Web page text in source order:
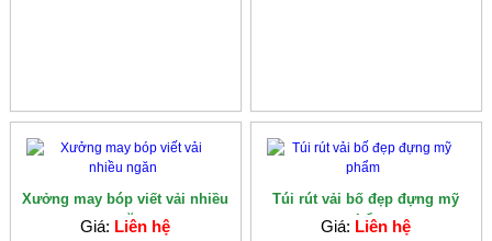
Xưởng may bóp viết vải nhiều
ngăn
Giá: Liên hệ
Túi rút vải bố đẹp đựng mỹ
phẩm
Giá: Liên hệ